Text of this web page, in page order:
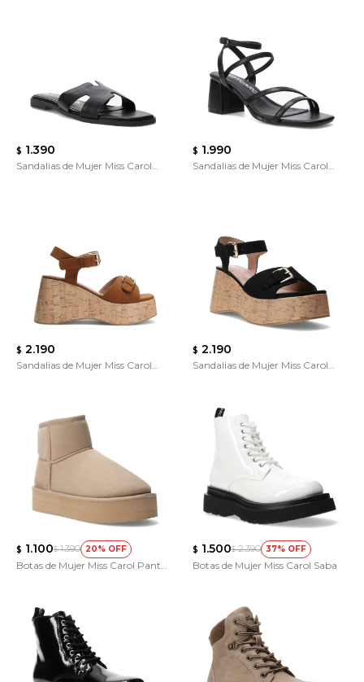
$ 1.390
Sandalias de Mujer Miss Carol
$ 1.990
Sandalias de Mujer Miss Carol
$ 2.190
Sandalias de Mujer Miss Carol
$ 2.190
Sandalias de Mujer Miss Carol
$ 1.100$ 1.390 20
Botas de Mujer Miss Carol Pantu
$ 1.500$ 2.390 37
Botas de Mujer Miss Carol Saba